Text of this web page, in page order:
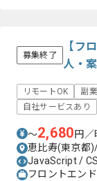
募集終了
【フ
人・
リモートOK 副
自社サービスあり
〜2,680円／
恵比寿(東京都
JavaScript /
フロントエン